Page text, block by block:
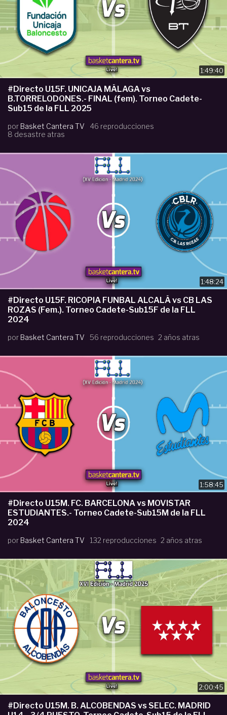
1:49:40
#Directo U15F. UNICAJA MÁLAGA vs
B.TORRELODONES.- FINAL (fem). Torneo Cadete-
Sub15 de la FLL 2025
por Basket Cantera TV
46 reproducciones
8 desastre atras
1:48:24
#Directo U15F. RICOPIA FUNBAL ALCALÁ vs CB LAS
ROZAS (Fem.). Torneo Cadete-Sub15F de la FLL
2024
por Basket Cantera TV 56 reproducciones 2 años atras
1:58:45
#Directo U15M. FC. BARCELONA vs MOVISTAR
ESTUDIANTES.- Torneo Cadete-Sub15M de la FLL
2024
por Basket Cantera TV 132 reproducciones 2 años atras
2:00:45
#Directo U15M. B. ALCOBENDAS vs SELEC. MADRID